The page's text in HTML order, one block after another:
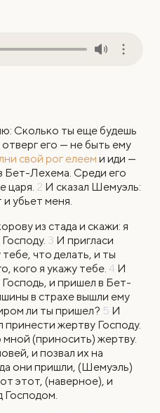
Сколько ты еще будешь
его — не быть ему
свой рог елеем и иди —
Бет-Лехема. Среди его
царя. 2 И сказал Шемуэль:
убьет меня.
из стада и скажи: я
3 И пригласи
что делать, и ты
кого я укажу тебе. 4 И
и пришел в Бет-
в страхе вышли ему
ли ты пришел? 5 И
жертву Господу.
(приносить) жертву.
и позвал их на
они пришли, (Шемуэль)
этот, (наверное), и
Господом.